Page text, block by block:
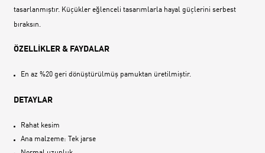
tasarlanmıştır. Küçükler eğlenceli tasarımlarla hayal güçlerini serbest
bıraksın.
ÖZELLİKLER & FAYDALAR
En az %20 geri dönüştürülmüş pamuktan üretilmiştir.
DETAYLAR
Rahat kesim
Ana malzeme: Tek jarse